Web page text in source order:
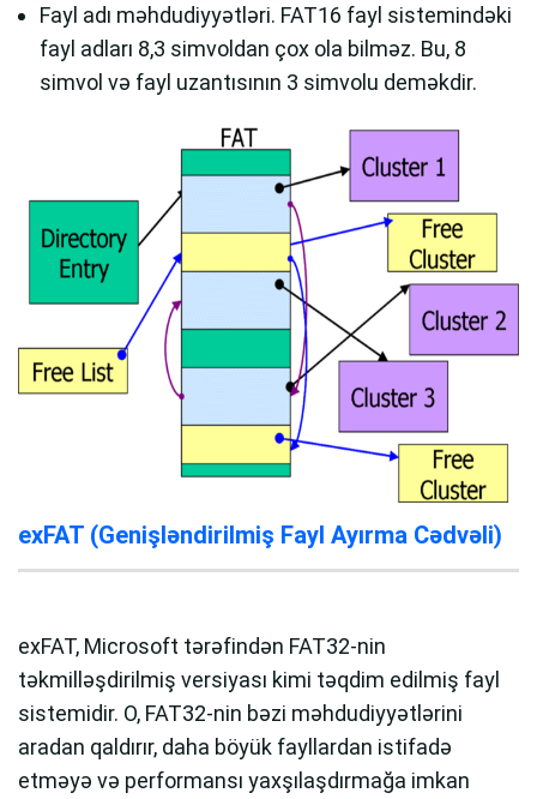
Fayl adı məhdudiyyətləri. FAT16 fayl sistemindəki
fayl adları 8,3 simvoldan çox ola bilməz. Bu, 8
simvol və fayl uzantısının 3 simvolu deməkdir.
exFAT (Genişləndirilmiş Fayl Ayırma Cədvəli)
exFAT, Microsoft tərəfindən FAT32-nin
təkmilləşdirilmiş versiyası kimi təqdim edilmiş fayl
sistemidir. O, FAT32-nin bəzi məhdudiyyətlərini
aradan qaldırır, daha böyük fayllardan istifadə
etməyə və performansı yaxşılaşdırmağa imkan